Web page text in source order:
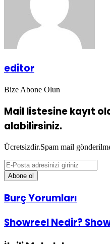
editor
Bize Abone Olun
Mail listesine kayıt
alabilirsiniz.
Ücretsizdir.Spam mail
E-
Posta
adresinizi
Burç
Yorumları
Burç Yorumları
Showreel
Nedir?
Showreel Nedir?